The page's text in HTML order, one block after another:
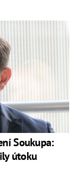
Soukupa:
útoku